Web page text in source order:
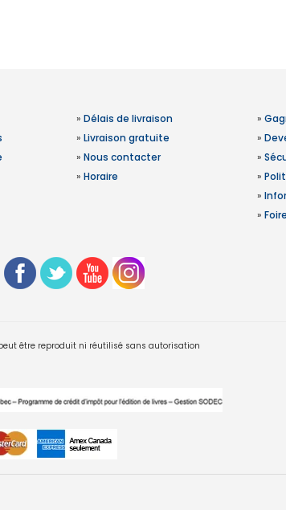
» Délais de livraison
» Livraison gratuite
» Nous contacter
» Horaire
»
»
»
»
»
»
être reproduit ni réutilisé sans autorisation